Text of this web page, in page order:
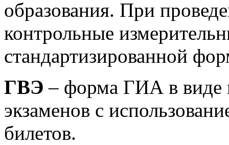
образования. При
контрольные
стандартизированной
ГВЭ – форма ГИА в виде
экзаменов с
билетов.